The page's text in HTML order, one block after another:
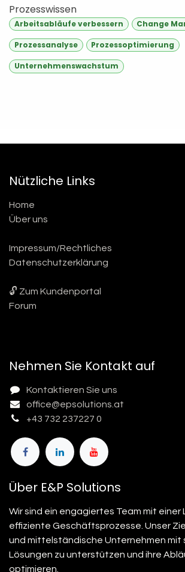
Prozesswissen
Arbeitsabläufe verbessern Change
Prozessanalyse Prozessoptimierung
Unternehmenswachstum
Nützliche Links
Home
Über uns
Impressum/Rechtliches
Datenschutzerklärung
🔓 Zum Kundenportal
Forum
Nehmen Sie Kontakt auf
Kontaktieren Sie uns
office@epsolutions.at
+43 732 237227 0
Über E&P Solutions
Wir sind ein engagiertes Team mit
effiziente Geschäftsprozesse. Unser
und mittelständische Unternehmen mit
Lösungen zu unterstützen und ihre
optimieren.